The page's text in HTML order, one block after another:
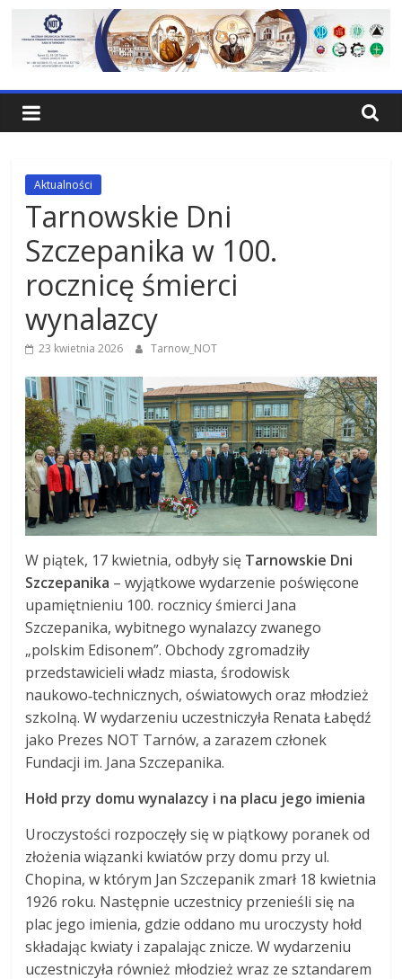
content
NOT
Tarnów
Federacja
Stowarzyrzeń
Naukowo-
Technicznych
Rada
Tarnowie
Aktualności
Tarnowskie Dni
Szczepanika w 100.
rocznicę śmierci
wynalazcy
23 kwietnia 2026 Tarnow_NOT
W piątek, 17 kwietnia, odbyły się Tarnowskie Dni
Szczepanika – wyjątkowe wydarzenie poświęcone
upamiętnieniu 100. rocznicy śmierci Jana
Szczepanika, wybitnego wynalazcy zwanego
„polskim Edisonem”. Obchody zgromadziły
przedstawicieli władz miasta, środowisk
naukowo‑technicznych, oświatowych oraz młodzież
szkolną. W wydarzeniu uczestniczyła Renata Łabędź
jako Prezes NOT Tarnów, a zarazem członek
Fundacji im. Jana Szczepanika.
Hołd przy domu wynalazcy i na placu jego imienia
Uroczystości rozpoczęły się w piątkowy poranek od
złożenia wiązanki kwiatów przy domu przy ul.
Chopina, w którym Jan Szczepanik zmarł 18 kwietnia
1926 roku. Następnie uczestnicy przenieśli się na
plac jego imienia, gdzie oddano mu uroczysty hołd
składając kwiaty i zapalając znicze. W wydarzeniu
uczestniczyła również młodzież wraz ze sztandarem